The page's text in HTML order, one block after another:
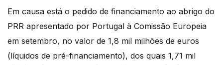
Em causa está o pedido de financiamento ao abrigo do
PRR apresentado por Portugal à Comissão Europeia
em setembro, no valor de 1,8 mil milhões de euros
(líquidos de pré-financiamento), dos quais 1,71 mil